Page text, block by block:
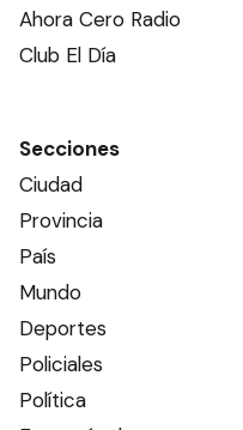
Ahora Cero Radio
Club El Día
Secciones
Ciudad
Provincia
País
Mundo
Deportes
Policiales
Política